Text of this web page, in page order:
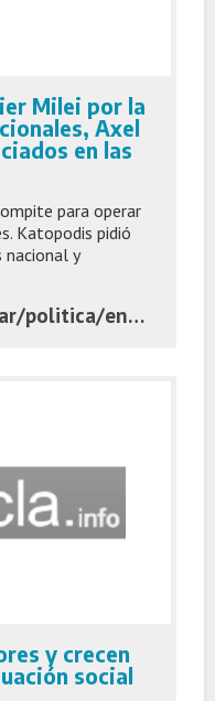
Milei por la
Axel
en las
para operar
Katopodis pidió
y
https://www.letrap.com.ar/politica/en-la-pulseada-javier-milei-la-concesion-rutas-nacionales-axel-kicillof-denuncia-negociados-las-licitaciones-n5422970
y crecen
social